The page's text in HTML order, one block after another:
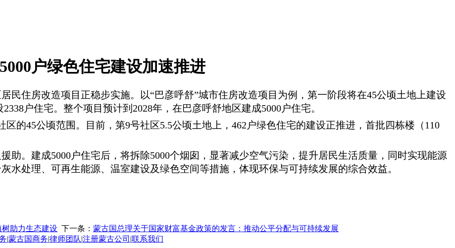
户绿色住宅建设加速推进
民住房改造项目正稳步实施。以“巴彦呼舒”城市住房改造项目为例，第一阶段将在45公顷土地上建设
户住宅。整个项目预计到2028年，在巴彦呼舒地区建成5000户住宅。
区的45公顷范围。目前，第9号社区5.5公顷土地上，462户绿色住宅的建设正推进，首批四栋楼（110
助。建成5000户住宅后，将拆除5000个烟囱，显著减少空气污染，提升居民生活质量，同时实现能源
水处理、可再生能源、温室建设及绿色空间等措施，体现环保与可持续发展的综合效益。
助力生态建设 下一条： 蒙古国总理关于国家财富基金政策的发言：推动公平分配与可持续发展
|蒙古国商务|律师团队|注册蒙古公司 |联系我们